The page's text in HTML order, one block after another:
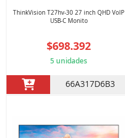
ThinkVision T27hv-30 27 inch QHD VoIP
USB-C Monito
$698.392
5 unidades
66A317D6B3